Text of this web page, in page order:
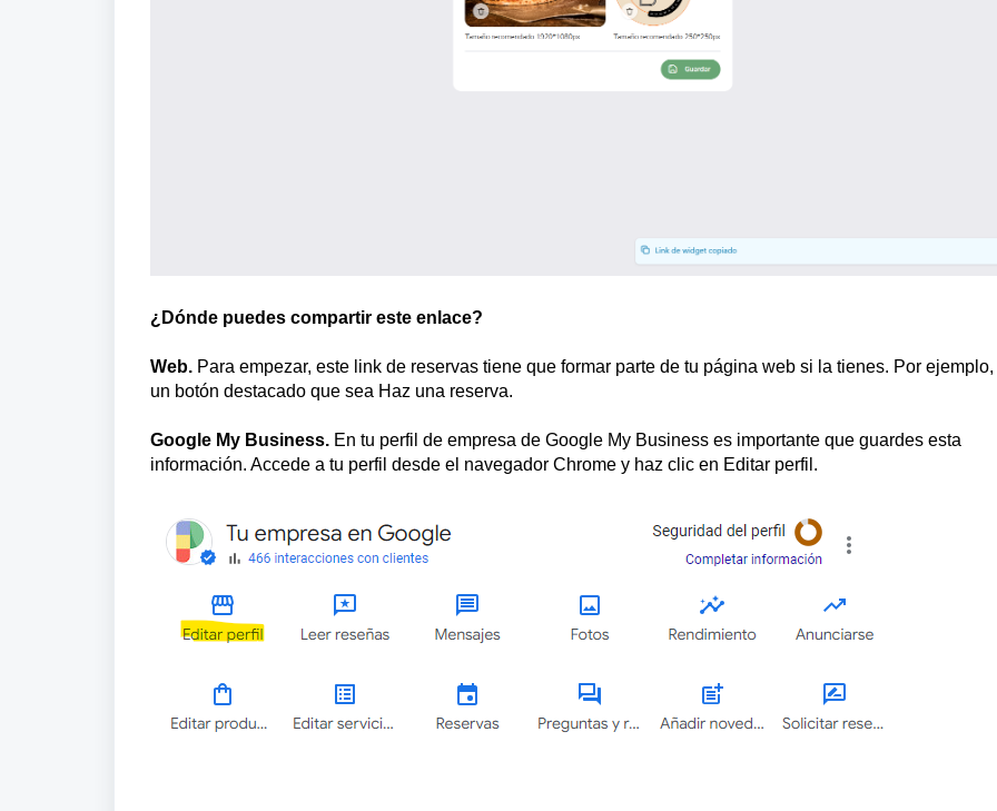
¿Dónde puedes compartir este enlace?
Web. Para empezar, este link de reservas tiene que formar parte de tu página web si la tienes. Por ejemplo,
un botón destacado que sea Haz una reserva.
Google My Business. En tu perfil de empresa de Google My Business es importante que guardes esta
información. Accede a tu perfil desde el navegador Chrome y haz clic en Editar perfil.